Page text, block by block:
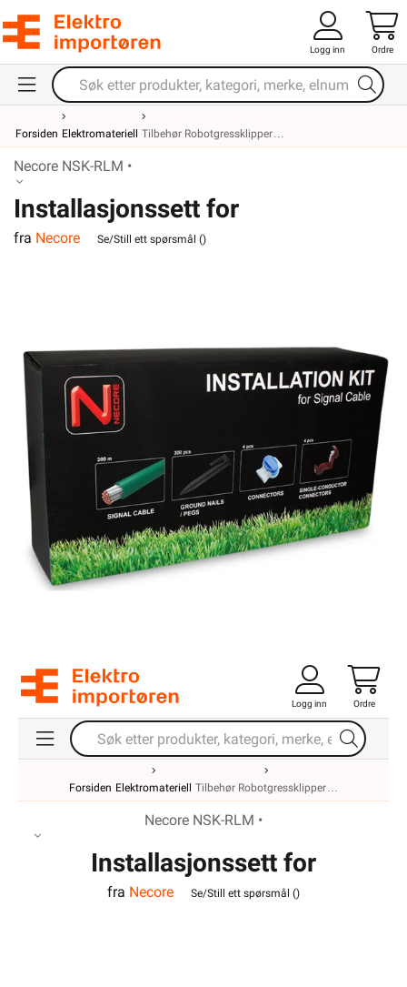
Logg inn Ordre
Forsiden Elektromateriell Tilbehør Robotgressklipper
Necore NSK-RLM •
Installasjonssett for
robotgressklippere
fra Necore Se/Still ett spørsmål ()
Logg inn Ordre
Forsiden Elektromateriell Tilbehør Robotgressklipper
Necore NSK-RLM •
Installasjonssett for
robotgressklippere
fra Necore Se/Still ett spørsmål ()